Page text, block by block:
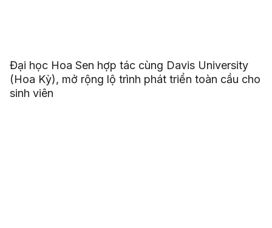
Đại học Hoa Sen hợp tác cùng Davis University
(Hoa Kỳ), mở rộng lộ trình phát triển toàn cầu cho
sinh viên